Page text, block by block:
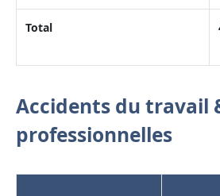
Total
Accidents du travail
professionnelles